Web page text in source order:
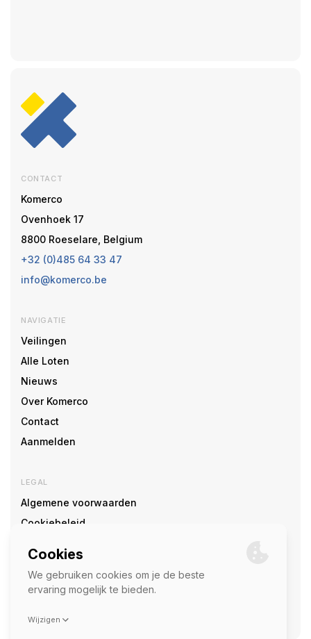
CONTACT
Komerco
Ovenhoek 17
8800 Roeselare, Belgium
+32 (0)485 64 33 47
info@komerco.be
NAVIGATIE
Veilingen
Alle Loten
Nieuws
Over Komerco
Contact
Aanmelden
LEGAL
Algemene voorwaarden
Cookiebeleid
SOCIAL